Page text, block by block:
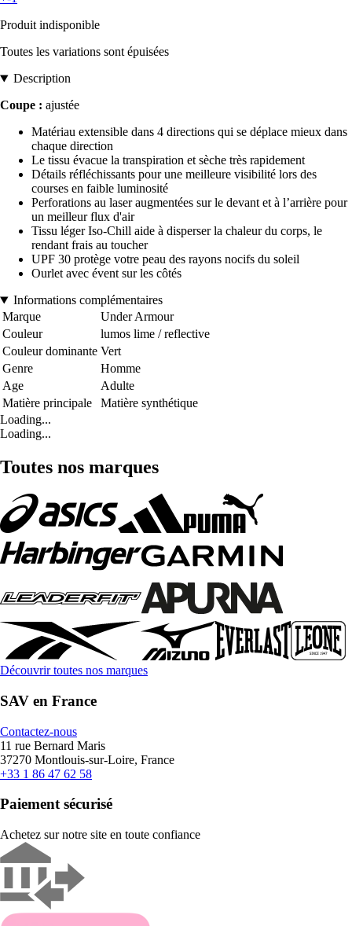
Produit indisponible
Toutes les variations sont épuisées
Description
Coupe : ajustée
Matériau extensible dans 4 directions qui se déplace mieux dans
chaque direction
Le tissu évacue la transpiration et sèche très rapidement
Détails réfléchissants pour une meilleure visibilité lors des
courses en faible luminosité
Perforations au laser augmentées sur le devant et à l’arrière pour
un meilleur flux d'air
Tissu léger Iso-Chill aide à disperser la chaleur du corps, le
rendant frais au toucher
UPF 30 protège votre peau des rayons nocifs du soleil
Ourlet avec évent sur les côtés
Informations complémentaires
Marque
Under Armour
Couleur
lumos lime / reflective
Couleur dominante Vert
Genre
Homme
Age
Adulte
Matière principale
Matière synthétique
Loading...
Loading...
Toutes nos marques
Découvrir toutes nos marques
SAV en France
Contactez-nous
11 rue Bernard Maris
37270 Montlouis-sur-Loire, France
+33 1 86 47 62 58
Paiement sécurisé
Achetez sur notre site en toute confiance